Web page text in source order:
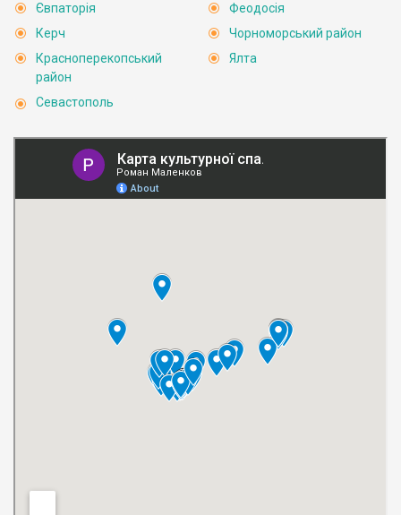
Євпаторія
Керч
Красноперекопський
район
Севастополь
Феодосія
Чорноморський район
Ялта